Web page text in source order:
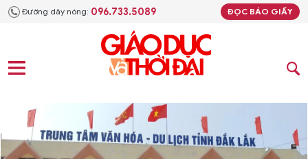
Đường dây nóng: 096.733.5089 ĐỌC BÁO GIẤY